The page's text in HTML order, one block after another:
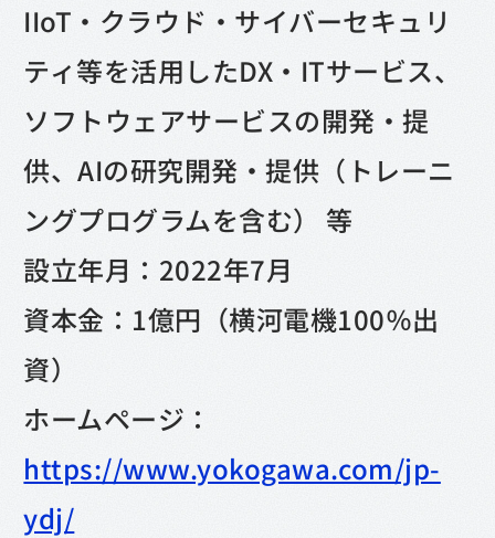
IIoT・クラウド・サイバーセキュリ
ティ等を活用したDX・ITサービス、
ソフトウェアサービスの開発・提
供、AIの研究開発・提供（トレーニ
ングプログラムを含む） 等
設立年月：2022年7月
資本金：1億円（横河電機100％出
資）
ホームページ：
https://www.yokogawa.com/jp-
ydj/